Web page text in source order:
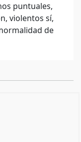
puntuales,
violentos sí,
de